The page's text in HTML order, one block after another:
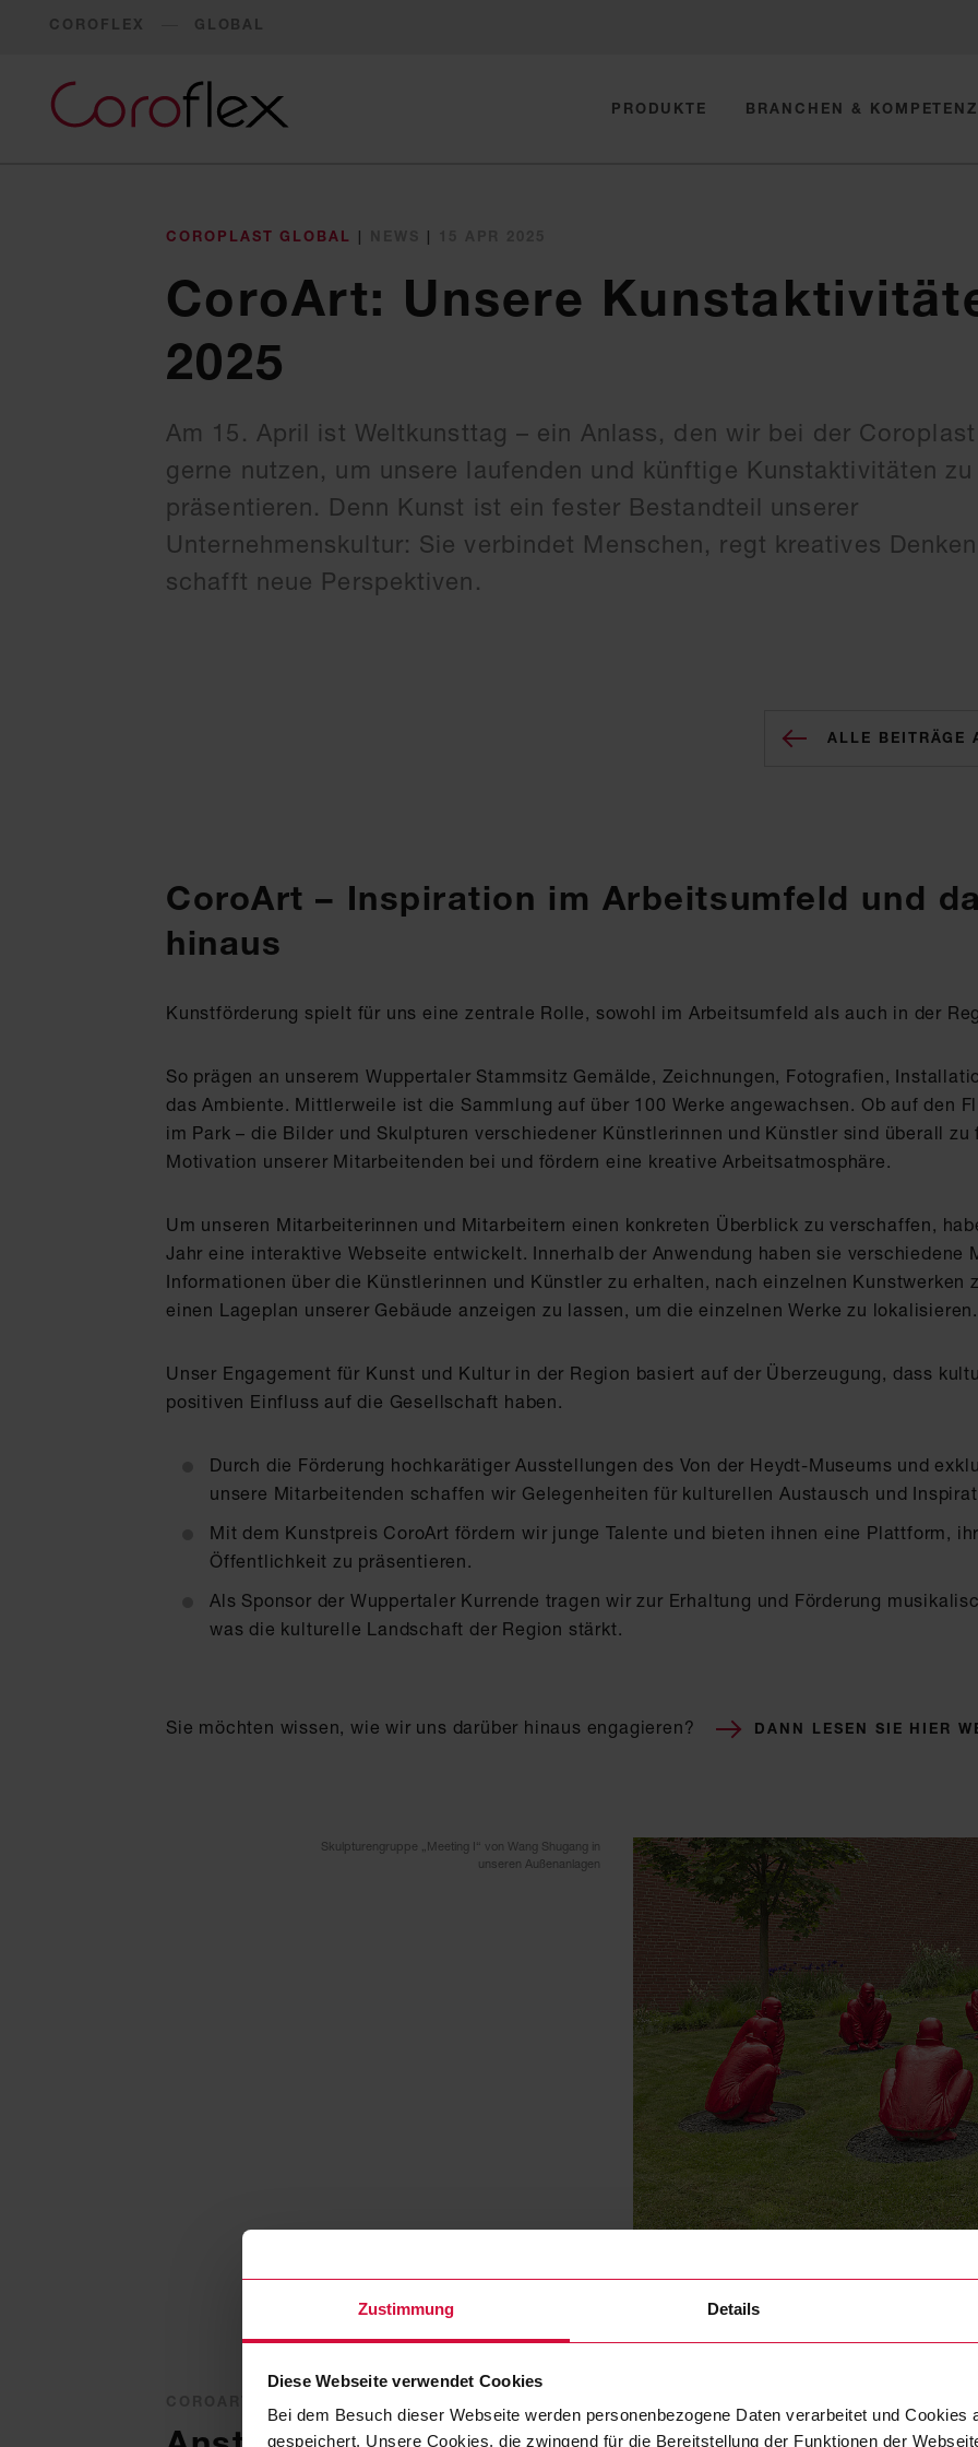
Zustimmung Details
Diese Webseite verwendet Cookies
Bei dem Besuch dieser Webseite werden personenbezogene Daten verarbeitet und Cookies
gespeichert. Unsere Cookies, die zwingend für die Bereitstellung der Funktionen der
COROFLEX GLOBAL
PRODUKTE BRANCHEN &
COROPLAST GLOBAL | |
CoroArt: Unsere
2025
Am 15. April ist Weltkunsttag – ein Anlass, den wir bei der
gerne nutzen, um unsere laufenden und künftige Kunstaktivitäten zu
präsentieren. Denn Kunst ist ein fester Bestandteil unserer
Unternehmenskultur: Sie verbindet Menschen, regt kreatives
schafft neue Perspektiven.
ALLE BEITRÄGE
CoroArt – Inspiration im Arbeitsumfeld und
hinaus
Kunstförderung spielt für uns eine zentrale Rolle, sowohl im Arbeitsumfeld als auch in der
So prägen an unserem Wuppertaler Stammsitz Gemälde, Zeichnungen, Fotografien,
das Ambiente. Mittlerweile ist die Sammlung auf über 100 Werke angewachsen. Ob auf den
im Park – die Bilder und Skulpturen verschiedener Künstlerinnen und Künstler sind überall zu
Motivation unserer Mitarbeitenden bei und fördern eine kreative Arbeitsatmosphäre.
Um unseren Mitarbeiterinnen und Mitarbeitern einen konkreten Überblick zu verschaffen,
Jahr eine interaktive Webseite entwickelt. Innerhalb der Anwendung haben sie verschiedene
Informationen über die Künstlerinnen und Künstler zu erhalten, nach einzelnen Kunstwerken
einen Lageplan unserer Gebäude anzeigen zu lassen, um die einzelnen Werke zu lokalisieren.
Unser Engagement für Kunst und Kultur in der Region basiert auf der Überzeugung, dass
positiven Einfluss auf die Gesellschaft haben.
Durch die Förderung hochkarätiger Ausstellungen des Von der Heydt-Museums und
unsere Mitarbeitenden schaffen wir Gelegenheiten für kulturellen Austausch und
Mit dem Kunstpreis CoroArt fördern wir junge Talente und bieten ihnen eine Plattform,
Öffentlichkeit zu präsentieren.
Als Sponsor der Wuppertaler Kurrende tragen wir zur Erhaltung und Förderung
was die kulturelle Landschaft der Region stärkt.
Sie möchten wissen, wie wir uns darüber hinaus engagieren? DANN LESEN SIE HIER
Skulpturengruppe „Meeting I“ von Wang Shugang in
unseren Außenanlagen